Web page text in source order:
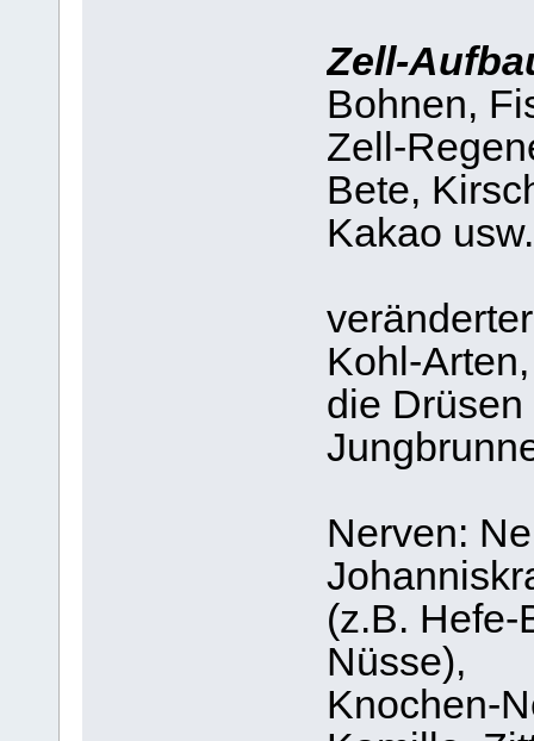
Zell-
Bohnen,
Zell-
Bete,
Kakao usw.
Kohl-
die
Nerven:
(z.B. Hefe-
Nüsse),
Knochen-